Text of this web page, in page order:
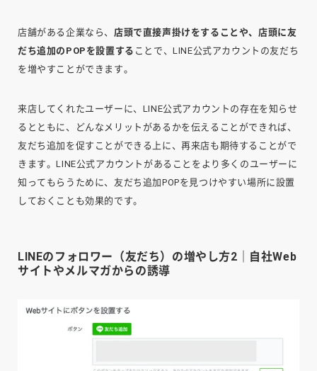
店舗がある企業なら、 店頭で直接声掛けをすることや、店頭に友
だち追加のPOPを設置する ことで、LINE公式アカウントの友だち
を増やすことができます。
来店してくれたユーザーに、LINE公式アカウントの存在を知らせ
るとともに、どんなメリットがあるかを伝えることができれば、
友だち追加を促すことができる上に、再来店も期待することがで
きます。LINE公式アカウントがあることをより多くのユーザーに
知ってもらうために、友だち追加POPを見つけやすい場所に設置
しておくことも効果的です。
LINEのフォロワー（友だち）の増やし方2｜自社Web
サイトやメルマガからの誘導